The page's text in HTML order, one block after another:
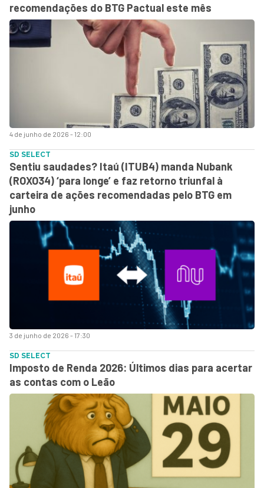
4 de junho de 2026 - 12:00
recomendações do BTG Pactual este mês
3 de junho de 2026 - 17:30
SD SELECT
Sentiu saudades? Itaú (ITUB4) manda Nubank
(ROXO34) ‘para longe’ e faz retorno triunfal à
carteira de ações recomendadas pelo BTG em
junho
SD SELECT
Imposto de Renda 2026: Últimos dias para acertar
as contas com o Leão